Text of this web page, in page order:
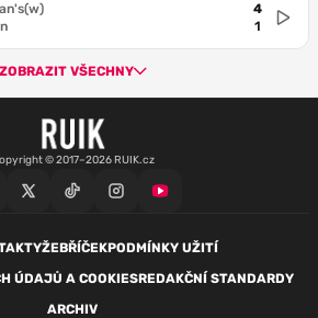
4
1
ZOBRAZIT VŠECHNY
© 2017–2026 RUIK.cz
ŽEBŘÍČEKPODMÍNKY UŽITÍ
ÚDAJŮ A COOKIESREDAKČNÍ STANDARDY
ARCHIV